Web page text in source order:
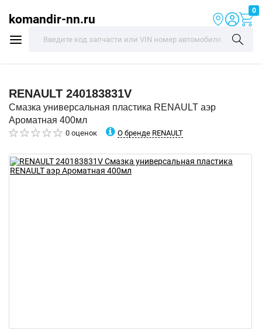
komandir-nn.ru
0
RENAULT 240183831V
Смазка универсальная пластика RENAULT аэр
Ароматная 400мл
0 оценок О бренде RENAULT